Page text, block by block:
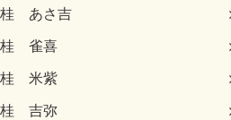
桂 あさ吉
桂 雀喜
桂 米紫
桂 吉弥